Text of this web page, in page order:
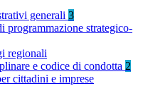
generali 3
programmazione strategico-
regionali
e codice di condotta 2
cittadini e imprese